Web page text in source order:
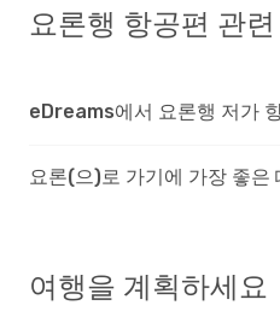
요론행 항공편 관
eDreams에서 요론행 저가
요론(으)로 가기에 가장 좋은
여행을 계획하세요